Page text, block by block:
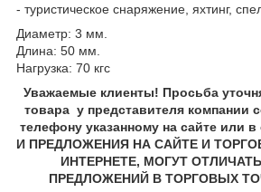
- туристическое снаряжение, яхтинг,
Диаметр: 3 мм.
Длина: 50 мм.
Нагрузка: 70 кгс
Уважаемые клиенты! Просьба
товара у представителя компании
телефону указанному на сайте или
И ПРЕДЛОЖЕНИЯ НА САЙТЕ И
ИНТЕРНЕТЕ, МОГУТ
ПРЕДЛОЖЕНИЙ В ТОРГОВЫХ